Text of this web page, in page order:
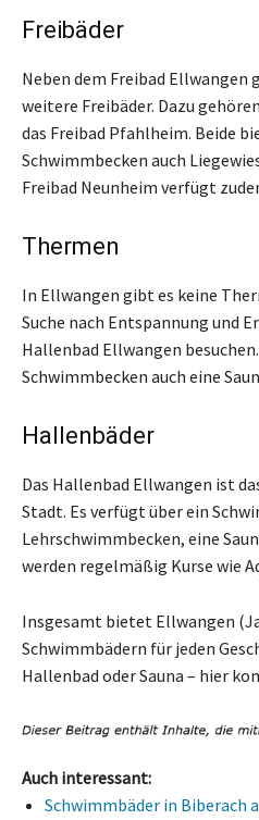
Freibäder
Neben dem Freibad Ellwangen
weitere Freibäder. Dazu
das Freibad Pfahlheim. Beide
Schwimmbecken auch
Freibad Neunheim verfügt
Thermen
In Ellwangen gibt es keine
Suche nach Entspannung und
Hallenbad Ellwangen
Schwimmbecken auch eine
Hallenbäder
Das Hallenbad Ellwangen ist
Stadt. Es verfügt über ein
Lehrschwimmbecken, eine
werden regelmäßig Kurse wie
Insgesamt bietet Ellwangen
Schwimmbädern für jeden
Hallenbad oder Sauna – hier
Auch interessant:
Schwimmbäder in Biberach